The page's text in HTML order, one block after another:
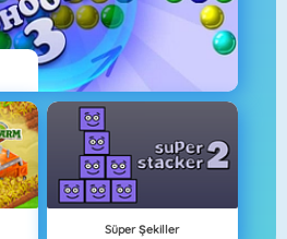
Süper Şekiller